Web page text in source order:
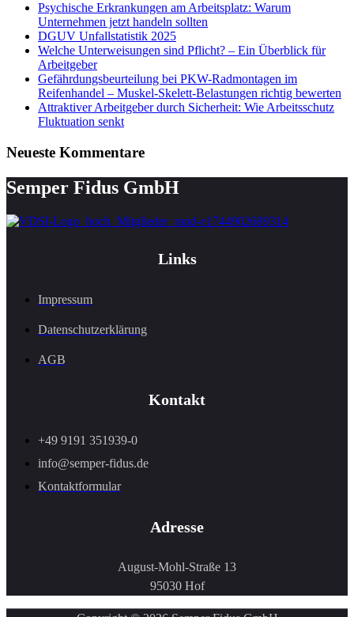
Psychische Erkrankungen am Arbeitsplatz: Warum
Unternehmen jetzt handeln sollten
DGUV Unfallstatistik 2025
Welche Unterweisungen sind Pflicht? – Ein Überblick für
Arbeitgeber
Gefährdungsbeurteilung bei PKW-Radmontagen im
Reifenhandel – Muskel-Skelett-Belastungen richtig bewerten
Attraktiver Arbeitgeber durch Sicherheit: Wie Arbeitsschutz
Fluktuation senkt
Neueste Kommentare
Semper Fidus GmbH
Links
Impressum
Datenschutzerklärung
AGB
Kontakt
+49 9191 351939-0
info@semper-fidus.de
Kontaktformular
Adresse
August-Mohl-Straße 13
95030 Hof